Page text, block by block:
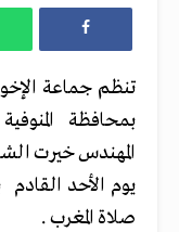
تنظم جماعة
بمحافظة
المهندس خيرت
يوم الأحد
صلاة المغرب .